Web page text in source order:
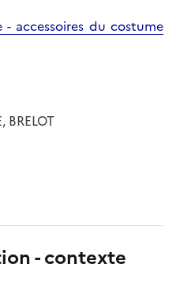
- accessoires du costume
BRELOT
- contexte